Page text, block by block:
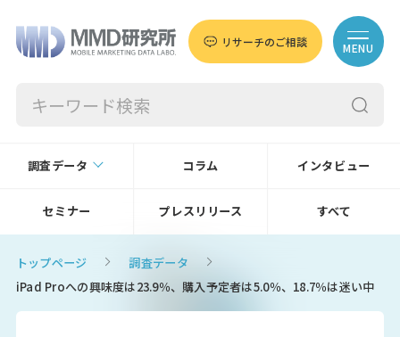
リサーチのご相談 MENU
調査データ コラム インタビュー
セミナー プレスリリース すべて
トップページ
調査データ
iPad Proへの興味度は23.9％、購入予定者は5.0％、18.7％は迷い中